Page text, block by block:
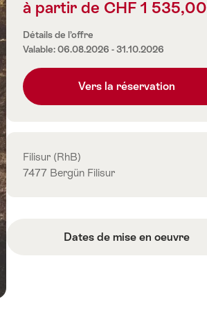
Informations
les
prix
à partir de CHF 1 535,00
Détails de l’offre
Valable: 06.08.2026 - 31.10.2026
Vers la réservation
Contact
Filisur (RhB)
7477 Bergün Filisur
Dates de mise en oeuvre